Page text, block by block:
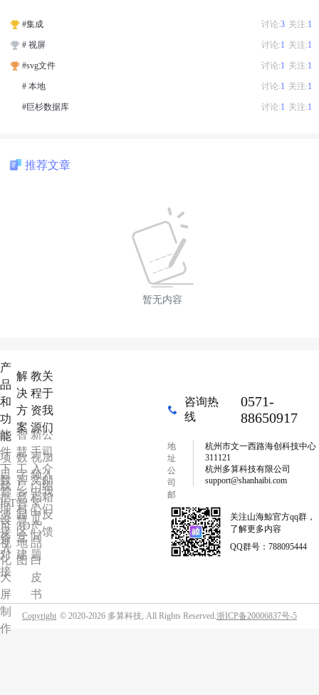
#集成 讨论:3 关注:1
# 视屏 讨论:1 关注:1
#svg文件 讨论:1 关注:1
# 本地 讨论:1 关注:1
#巨杉数据库 讨论:1 关注:1
推荐文章
暂无内容
产
品
和
功
能
软
件
下
载
项
目
管
理
数
据
源
接
入
IoT
设
备
对
接
可
视
化
大
屏
制
作
解
决
方
案
智
慧
工
厂
数
字
乡
村
智
慧
园
区
智
慧
党
建
3D
地
图
教
程
资
源
新
手
入
门
视
频
中
心
文
档
中
心
常
见
问
题
产
品
白
皮
书
关
于
我
们
公
司
介
绍
加
入
我
们
邮
箱
反
馈
咨询热
线
0571-
88650917
地
址
公
司
邮
箱
杭州市文一西路海创科技中心
311121
杭州多算科技有限公司
support@shanhaibi.com
关注山海鯨官方qq群，
了解更多内容
QQ群号：788095444
Copyright © 2020-2026 多算科技, All Rights Reserved.浙ICP备20006837号-5